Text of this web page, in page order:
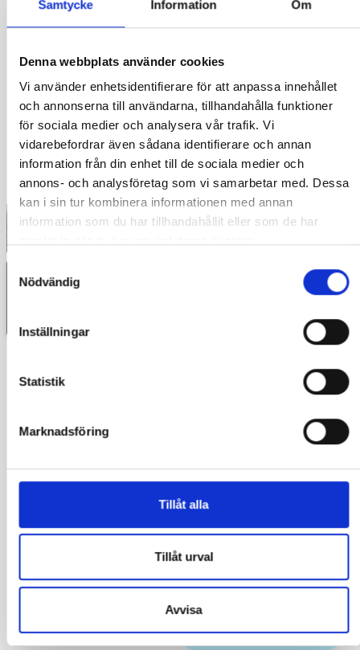
Samtycke Information Om
Denna webbplats använder cookies
Vi använder enhetsidentifierare för att anpassa innehållet
och annonserna till användarna, tillhandahålla funktioner
för sociala medier och analysera vår trafik. Vi
vidarebefordrar även sådana identifierare och annan
information från din enhet till de sociala medier och
annons- och analysföretag som vi samarbetar med. Dessa
kan i sin tur kombinera informationen med annan
information som du har tillhandahållit eller som de har
Samtyckesval
Nödvändig
Inställningar
Statistik
Marknadsföring
Tillåt alla
Tillåt urval
Avvisa
steg i livet. Jag gillar att ha
många projekt igång samtidigt
utmaningar, både i yrkeslivet
och privat.
SE FILMEN
VISAJOHANSPROFIL
BOKA ETT MENTORSKAP
Staffan Calais
serieentreprenör
Jag är en nyfiken och positiv
vill. Jag har stor erfarenhet av
att starta, leda och utveckla
startups, konsultbolag och
fastighetsbolag. Jag arbetar
större IT-projekt, jag har också
agerat som chef i olika
linjeroller i internationella
utvecklas gör att även jag kan
dela med mig mer och att
VISASTAFFANSPROFIL